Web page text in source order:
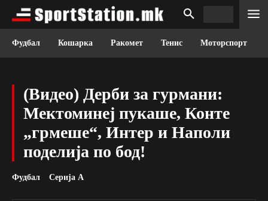
Фудбал Кошарка Ракомет Тенис Моторспорт
(Видео) Дерби за гурмани:
Мектоминеј пукаше, Конте
„грмеше“, Интер и Наполи
поделија по бод!
Фудбал Серија А